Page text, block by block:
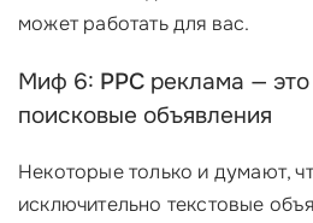
может работать для вас.
Миф 6: PPC реклама —
поисковые объявления
Некоторые только и думают,
исключительно текстовые